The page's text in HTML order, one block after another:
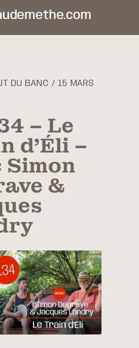
DU BANC / 15 MARS
– Le
d’Éli –
Simon
&